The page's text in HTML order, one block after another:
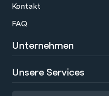
Kontakt
FAQ
Unternehmen
Über uns
Unsere Services